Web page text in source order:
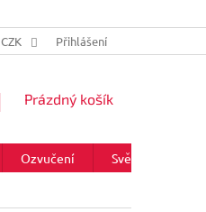
CZK Přihlášení
NÁKUPNÍ
Prázdný košík
Ozvučení Světla